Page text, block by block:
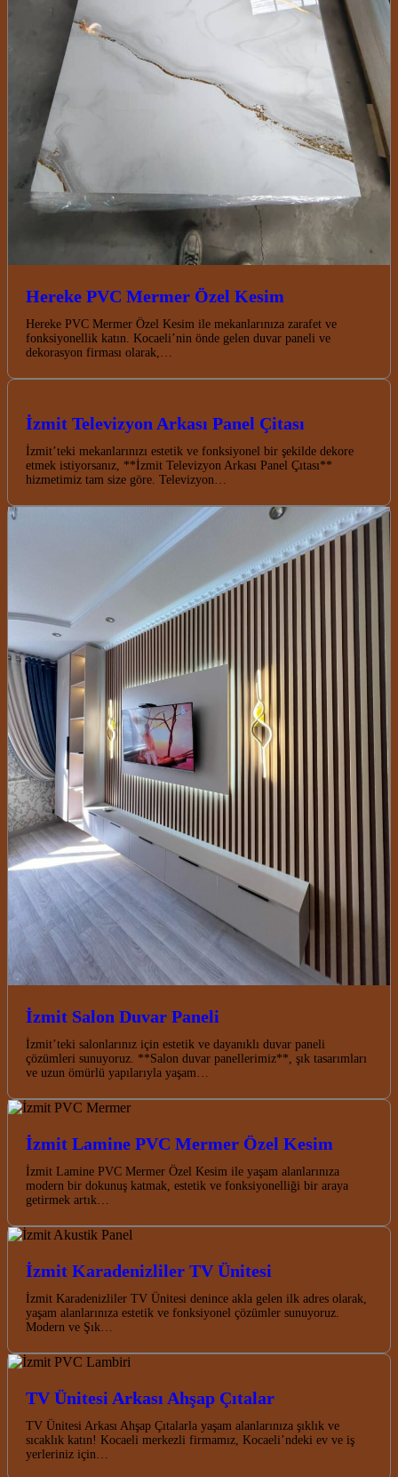
Hereke PVC Mermer Özel Kesim
Hereke PVC Mermer Özel Kesim ile mekanlarınıza zarafet ve
fonksiyonellik katın. Kocaeli’nin önde gelen duvar paneli ve
dekorasyon firması olarak,…
İzmit Televizyon Arkası Panel Çitası
İzmit’teki mekanlarınızı estetik ve fonksiyonel bir şekilde dekore
etmek istiyorsanız, **İzmit Televizyon Arkası Panel Çıtası**
hizmetimiz tam size göre. Televizyon…
İzmit Salon Duvar Paneli
İzmit’teki salonlarınız için estetik ve dayanıklı duvar paneli
çözümleri sunuyoruz. **Salon duvar panellerimiz**, şık tasarımları
ve uzun ömürlü yapılarıyla yaşam…
İzmit Lamine PVC Mermer Özel Kesim
İzmit Lamine PVC Mermer Özel Kesim ile yaşam alanlarınıza
modern bir dokunuş katmak, estetik ve fonksiyonelliği bir araya
getirmek artık…
İzmit Karadenizliler TV Ünitesi
İzmit Karadenizliler TV Ünitesi denince akla gelen ilk adres olarak,
yaşam alanlarınıza estetik ve fonksiyonel çözümler sunuyoruz.
Modern ve Şık…
TV Ünitesi Arkası Ahşap Çıtalar
TV Ünitesi Arkası Ahşap Çıtalarla yaşam alanlarınıza şıklık ve
sıcaklık katın! Kocaeli merkezli firmamız, Kocaeli’ndeki ev ve iş
yerleriniz için…